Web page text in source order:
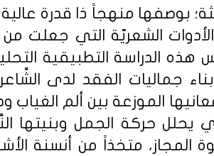
بوصفها منهجاً ذا قدرة
الشعريّة التي جعلت من
الدراسة التطبيقية
جماليات الفقد لدى
الموزعة بين ألم الغياب
حركة الجمل وبنيتها
المجاز، متخذاً من أنسنة